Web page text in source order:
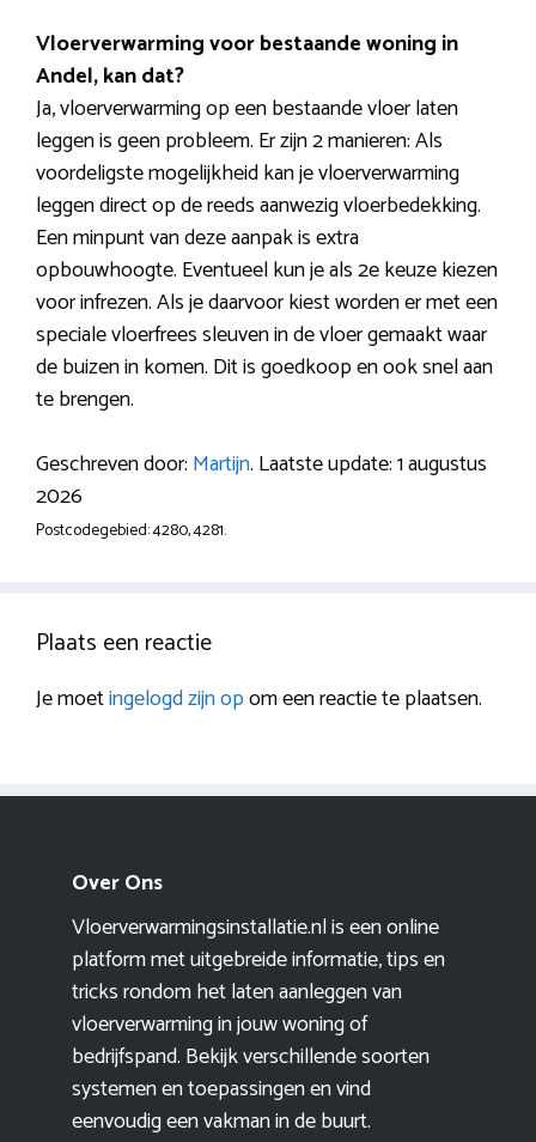
Vloerverwarming voor bestaande woning in
Andel, kan dat?
Ja, vloerverwarming op een bestaande vloer laten
leggen is geen probleem. Er zijn 2 manieren: Als
voordeligste mogelijkheid kan je vloerverwarming
leggen direct op de reeds aanwezig vloerbedekking.
Een minpunt van deze aanpak is extra
opbouwhoogte. Eventueel kun je als 2e keuze kiezen
voor infrezen. Als je daarvoor kiest worden er met een
speciale vloerfrees sleuven in de vloer gemaakt waar
de buizen in komen. Dit is goedkoop en ook snel aan
te brengen.
Geschreven door: Martijn. Laatste update: 1 augustus
2026
Postcodegebied: 4280, 4281.
Plaats een reactie
Je moetingelogd zijn opom een reactie te plaatsen.
Over Ons
Vloerverwarmingsinstallatie.nl is een online
platform met uitgebreide informatie, tips en
tricks rondom het laten aanleggen van
vloerverwarming in jouw woning of
bedrijfspand. Bekijk verschillende soorten
systemen en toepassingen en vind
eenvoudig een vakman in de buurt.